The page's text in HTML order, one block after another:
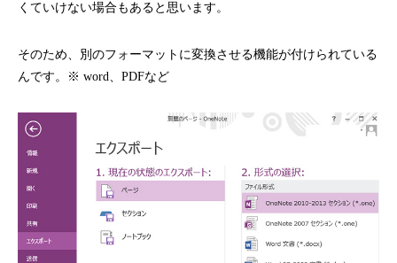
くていけない場合もあると思います。
そのため、別のフォーマットに変換させる機能が付けられている
んです。
※ word、PDFなど